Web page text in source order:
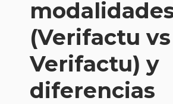
(Verifactu
Verifactu) y
diferencias